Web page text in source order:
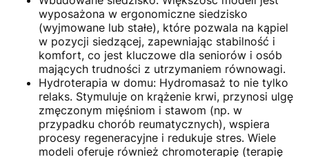
wyposażona w ergonomiczne siedzisko
(wyjmowane lub stałe), które pozwala na kąpiel
w pozycji siedzącej, zapewniając stabilność i
komfort, co jest kluczowe dla seniorów i osób
mających trudności z utrzymaniem równowagi.
Hydroterapia w domu: Hydromasaż to nie tylko
relaks. Stymuluje on krążenie krwi, przynosi ulgę
zmęczonym mięśniom i stawom (np. w
przypadku chorób reumatycznych), wspiera
procesy regeneracyjne i redukuje stres. Wiele
modeli oferuje również chromoterapię (terapię